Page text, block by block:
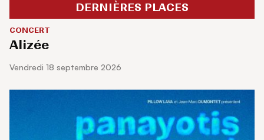
DERNIÈRES PLACES
CONCERT
Alizée
vendredi 18 septembre 2026